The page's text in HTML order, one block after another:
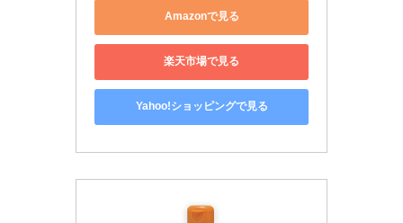
Amazonで見る
楽天市場で見る
Yahoo!ショッピングで見る